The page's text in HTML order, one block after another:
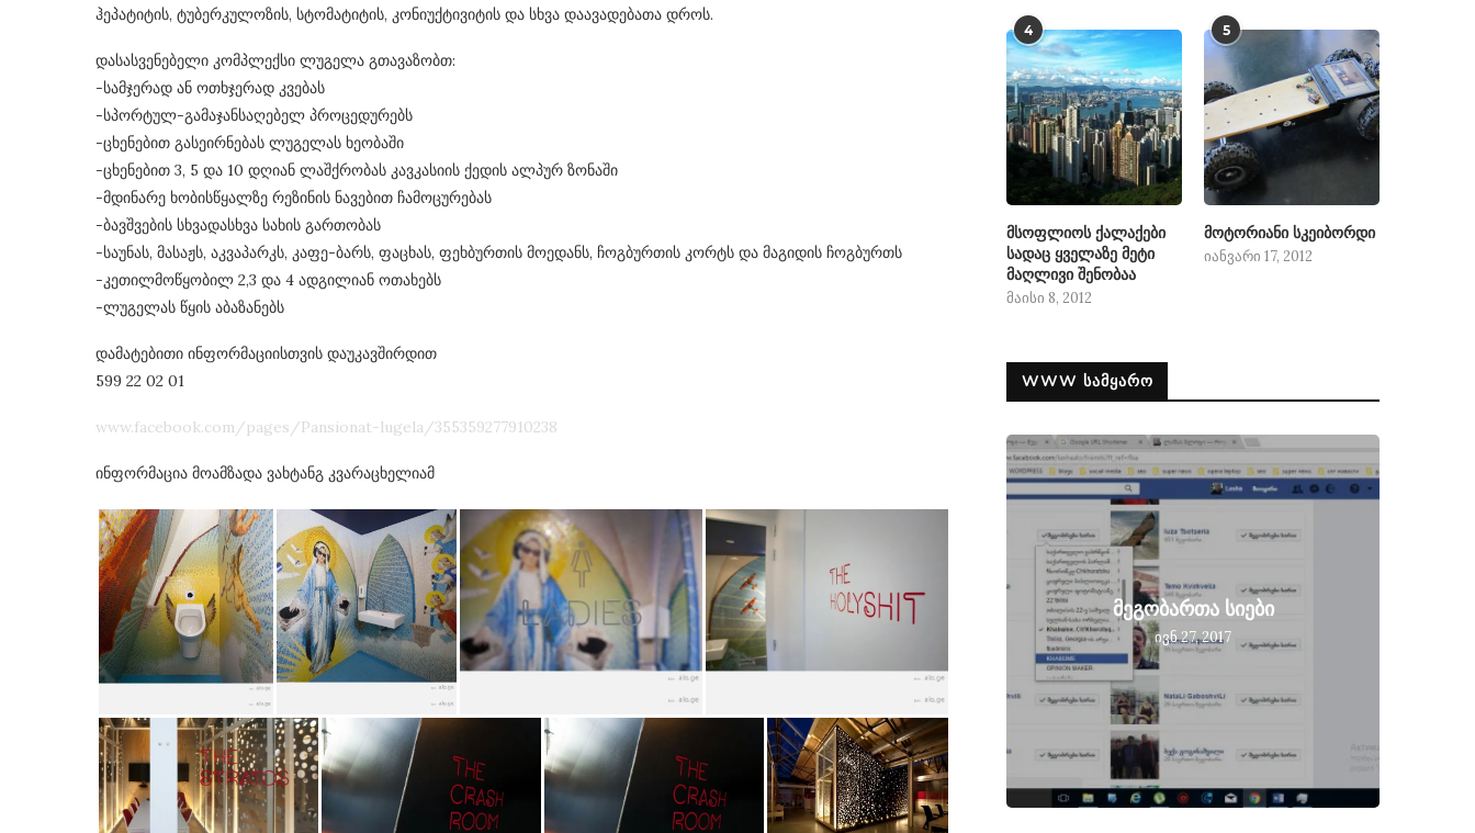
ჰეპატიტის, ტუბერკულოზის, სტომატიტის, კონიუქტივიტის და სხვა დაავადებათა დროს.
დასასვენებელი კომპლექსი ლუგელა გთავაზობთ:
-სამჯერად ან ოთხჯერად კვებას
-სპორტულ-გამაჯანსაღებელ პროცედურებს
-ცხენებით გასეირნებას ლუგელას ხეობაში
-ცხენებით 3, 5 და 10 დღიან ლაშქრობას კავკასიის ქედის ალპურ ზონაში
-მდინარე ხობისწყალზე რეზინის ნავებით ჩამოცურებას
-ბავშვების სხვადასხვა სახის გართობას
-საუნას, მასაჟს, აკვაპარკს, კაფე-ბარს, ფაცხას, ფეხბურთის მოედანს, ჩოგბურთის კორტს და მაგიდის ჩოგბურთს
-კეთილმოწყობილ 2,3 და 4 ადგილიან ოთახებს
-ლუგელას წყის აბაზანებს
დამატებითი ინფორმაციისთვის დაუკავშირდით
599 22 02 01
www.facebook.com/pages/Pansionat-lugela/355359277910238
ინფორმაცია მოამზადა ვახტანგ კვარაცხელიამ
4
მსოფლიოს ქალაქები
სადაც ყველაზე მეტი
მაღლივი შენობაა
მაისი 8, 2012
5
მოტორიანი სკეიბორდი
იანვარი 17, 2012
WWW ᲡᲐᲛᲧᲐᲠᲝ
მოვაწესრიგოთ
ზოლი? (news feed)
ივნ 27, 2017
“საიდუმლო მესიჯები” Viber-ში
მარ 28, 2017
ფეისბუქის აქაუნთის გაუქმება მეგობართა სიები
ივნ 27, 2017